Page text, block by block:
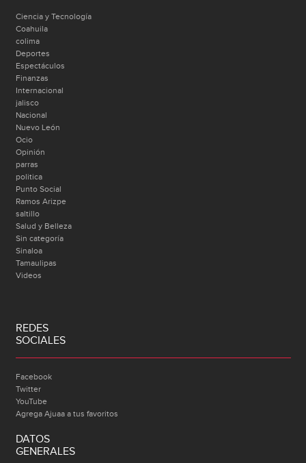
Ciencia y Tecnología
Coahuila
colima
Deportes
Espectáculos
Finanzas
Internacional
jalisco
Nacional
Nuevo León
Ocio
Opinión
parras
politica
Punto Social
Ramos Arizpe
saltillo
Salud y Belleza
Sin categoría
Sinaloa
Tamaulipas
Videos
REDES
SOCIALES
Facebook
Twitter
YouTube
Agrega Ajuaa a tus favoritos
DATOS
GENERALES